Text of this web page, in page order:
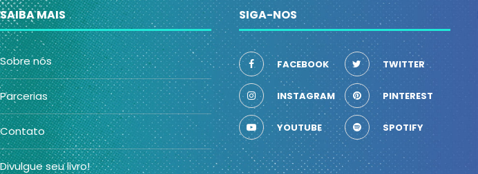
SAIBA MAIS
Sobre nós
Parcerias
Contato
Divulgue seu livro!
SIGA-NOS
FACEBOOK TWITTER
INSTAGRAM PINTEREST
YOUTUBE SPOTIFY